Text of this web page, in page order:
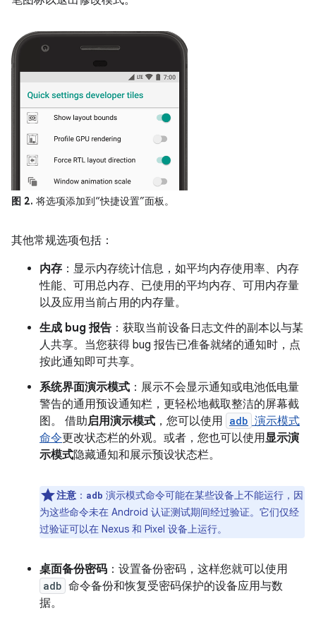
图 2. 将选项添加到“快捷设置”面板。
其他常规选项包括：
内存 ：显示内存统计信息，如平均内存使用率、内存
性能、可用总内存、已使用的平均内存、可用内存量
以及应用当前占用的内存量。
生成 bug 报告 ：获取当前设备日志文件的副本以与某
人共享。当您获得 bug 报告已准备就绪的通知时，点
按此通知即可共享。
系统界面演示模式 ：展示不会显示通知或电池低电量
警告的通用预设通知栏，更轻松地截取整洁的屏幕截
图。 借助启用演示模式 ，您可以使用 adb 演示模式
命令更改状态栏的外观。或者，您也可以使用显示演
示模式隐藏通知和展示预设状态栏。
注意 ： adb 演示模式命令可能在某些设备上不能运行，因
为这些命令未在 Android 认证测试期间经过验证。它们仅经
过验证可以在 Nexus 和 Pixel 设备上运行。
桌面备份密码 ：设置备份密码，这样您就可以使用
adb 命令备份和恢复受密码保护的设备应用与数
据。